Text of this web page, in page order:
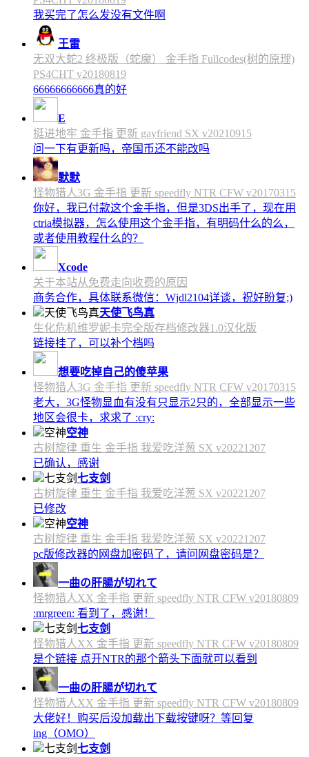
我买完了怎么发没有文件啊
王雷
无双大蛇2 终极版（蛇魔） 金手指 Fullcodes(树的原理)
PS4CHT v20180819
66666666666真的好
E
挺进地牢 金手指 更新 gayfriend SX v20210915
问一下有更新吗，帝国币还不能改吗
默默
怪物猎人3G 金手指 更新 speedfly NTR CFW v20170315
你好，我已付款这个金手指，但是3DS出手了，现在用
ctria模拟器，怎么使用这个金手指，有明码什么的么，
或者使用教程什么的？
Xcode
关于本站从免费走向收费的原因
商务合作，具体联系微信：Wjdl2104详谈，祝好盼复;)
天使飞鸟真
生化危机维罗妮卡完全版存档修改器1.0汉化版
链接挂了，可以补个档吗
想要吃掉自己的傻苹果
怪物猎人3G 金手指 更新 speedfly NTR CFW v20170315
老大，3G怪物显血有没有只显示2只的，全部显示一些
地区会很卡，求求了 :cry:
空神
古树旋律 重生 金手指 我爱吃洋葱 SX v20221207
已确认，感谢
七支剑
古树旋律 重生 金手指 我爱吃洋葱 SX v20221207
已修改
空神
古树旋律 重生 金手指 我爱吃洋葱 SX v20221207
pc版修改器的网盘加密码了，请问网盘密码是？
一曲の肝腸が切れて
怪物猎人XX 金手指 更新 speedfly NTR CFW v20180809
:mrgreen: 看到了，感谢！
七支剑
怪物猎人XX 金手指 更新 speedfly NTR CFW v20180809
是个链接 点开NTR的那个箭头下面就可以看到
一曲の肝腸が切れて
怪物猎人XX 金手指 更新 speedfly NTR CFW v20180809
大佬好！购买后没加载出下载按键呀？等回复
ing（OMO）
七支剑